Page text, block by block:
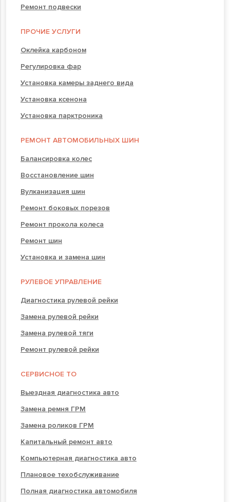
Ремонт подвески
ПРОЧИЕ УСЛУГИ
Оклейка карбоном
Регулировка фар
Установка камеры заднего вида
Установка ксенона
Установка парктроника
РЕМОНТ АВТОМОБИЛЬНЫХ ШИН
Балансировка колес
Восстановление шин
Вулканизация шин
Ремонт боковых порезов
Ремонт прокола колеса
Ремонт шин
Установка и замена шин
РУЛЕВОЕ УПРАВЛЕНИЕ
Диагностика рулевой рейки
Замена рулевой рейки
Замена рулевой тяги
Ремонт рулевой рейки
СЕРВИСНОЕ ТО
Выездная диагностика авто
Замена ремня ГРМ
Замена роликов ГРМ
Капитальный ремонт авто
Компьютерная диагностика авто
Плановое техобслуживание
Полная диагностика автомобиля